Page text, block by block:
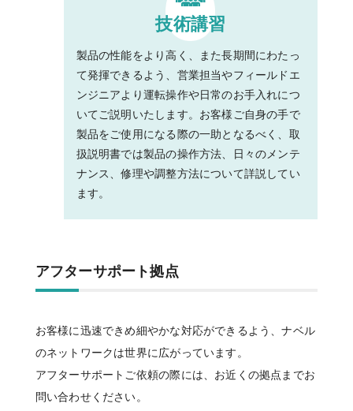
技術講習
製品の性能をより高く、また長期間にわたっ
て発揮できるよう、営業担当やフィールドエ
ンジニアより運転操作や日常のお手入れにつ
いてご説明いたします。お客様ご自身の手で
製品をご使用になる際の一助となるべく、取
扱説明書では製品の操作方法、日々のメンテ
ナンス、修理や調整方法について詳説してい
ます。
アフターサポート拠点
お客様に迅速できめ細やかな対応ができるよう、ナベル
のネットワークは世界に広がっています。
アフターサポートご依頼の際には、 お近くの拠点までお
問い合わせください。